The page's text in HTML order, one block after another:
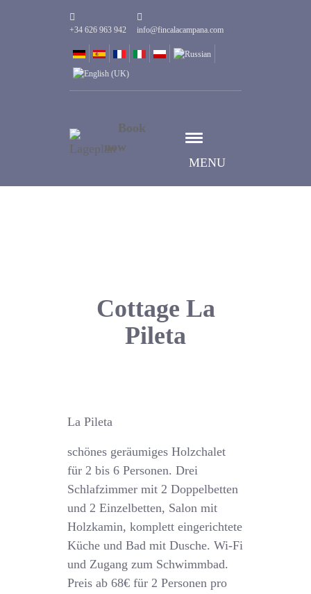
+34 626 963 942 info@fincalacampana.com
MENU
Book
now
Cottage La
Pileta
La Pileta
schönes geräumiges Holzchalet
für 2 bis 6 Personen. Drei
Schlafzimmer mit 2 Doppelbetten
und 2 Einzelbetten, Salon mit
Holzkamin, komplett eingerichtete
Küche und Bad mit Dusche. Wi-Fi
und Zugang zum Schwimmbad.
Preis ab 68€ für 2 Personen pro